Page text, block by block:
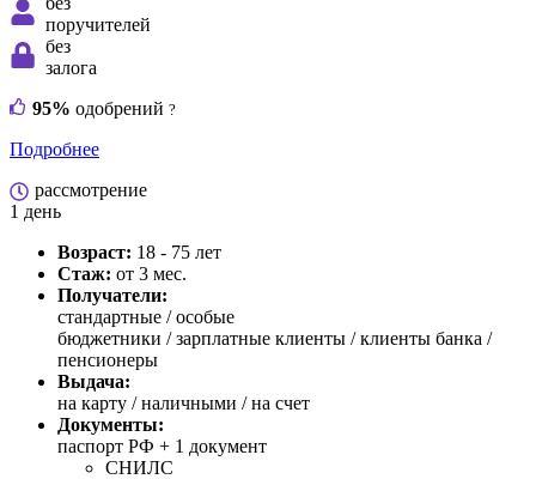
поручителей
без
залога
95% одобрений ?
Подробнее
рассмотрение
1 день
Возраст: 18 - 75 лет
Стаж: от 3 мес.
Получатели:
стандартные /особые
бюджетники / зарплатные клиенты / клиенты банка /
пенсионеры
Выдача:
на карту / наличными / на счет
Документы:
паспорт РФ + 1 документ
СНИЛС